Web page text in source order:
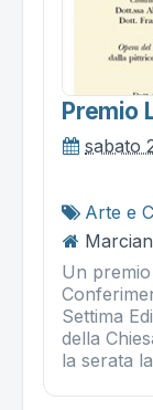
Premio
sabato
Arte e
Un
Settima
della
la serata